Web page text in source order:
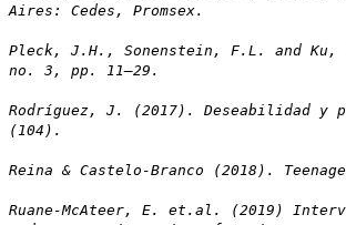
Aires: Cedes, Promsex.
Pleck, J.H., Sonenstein, F.L. and
no. 3, pp. 11–29.
Rodríguez, J. (2017). Deseabilidad y
(104).
Reina & Castelo-Branco (2018).
Ruane-McAteer, E. et.al. (2019)